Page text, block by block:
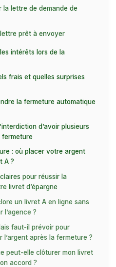
la lettre de demande de
prêt à envoyer
intérêts lors de la
frais et quelles surprises
la fermeture automatique
d’avoir plusieurs
fermeture
: où placer votre argent
A ?
claires pour réussir la
livret d’épargne
un livret A en ligne sans
l’agence ?
faut-il prévoir pour
l’argent après la fermeture ?
peut-elle clôturer mon livret
accord ?